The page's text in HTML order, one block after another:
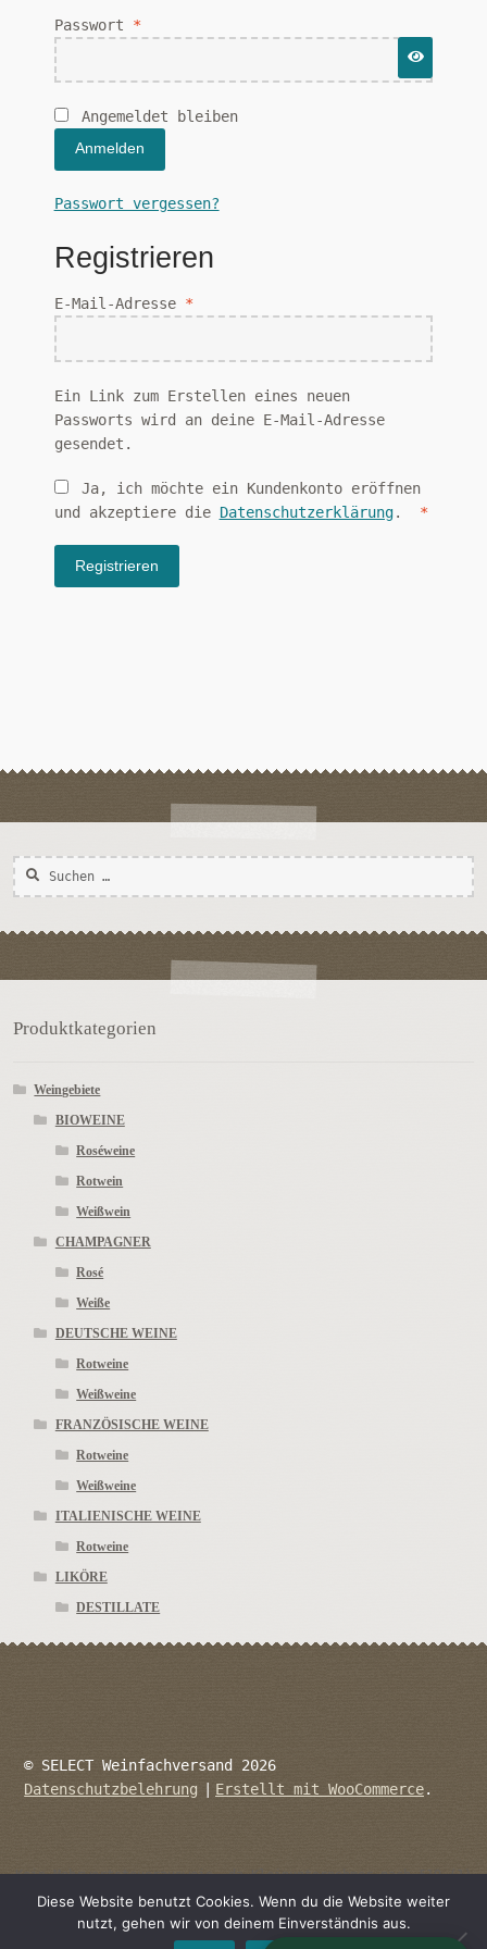
Versandarten
Warenkorb
Widerrufsbelehrung
Passwort *Erforderlich
Angemeldet bleiben
Anmelden
Passwort vergessen?
Registrieren
E-Mail-Adresse *Erforderlich
Ein Link zum Erstellen eines neuen
Passworts wird an deine E-Mail-Adresse
gesendet.
Ja, ich möchte ein Kundenkonto eröffnen
und akzeptiere die Datenschutzerklärung. *
Registrieren
Suchen
nach:
Produktkategorien
Weingebiete
BIOWEINE
Roséweine
Rotwein
Weißwein
CHAMPAGNER
Rosé
Weiße
DEUTSCHE WEINE
Rotweine
Weißweine
FRANZÖSISCHE WEINE
Rotweine
Weißweine
ITALIENISCHE WEINE
Rotweine
LIKÖRE
DESTILLATE
© SELECT Weinfachversand 2026
Datenschutzbelehrung
Erstellt mit WooCommerce.
Kein Mehrwertsteuerausweis, da Kleinunternehmer nach §19 (1)
UStG.
Die durchgestrichenen Preise entsprechen dem bisherigen Preis in
Diese Website benutzt Cookies. Wenn du die Website weiter
nutzt, gehen wir von deinem Einverständnis aus.